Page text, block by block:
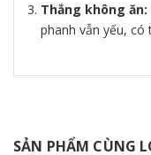
Thắng không ăn:
phanh vẫn yếu, có
SẢN PHẨM CÙNG